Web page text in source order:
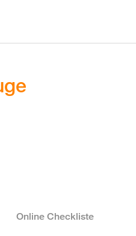
Online Checkliste